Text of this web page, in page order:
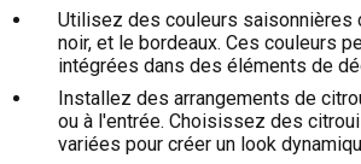
Utilisez des couleurs saisonnières
noir, et le bordeaux. Ces couleurs
intégrées dans des éléments de
Installez des arrangements de
ou à l'entrée. Choisissez des
variées pour créer un look